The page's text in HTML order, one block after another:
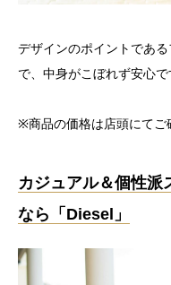
デザインのポイントであ
で、中身がこぼれず安心で
※商品の価格は店頭にてご
カジュアル＆個性派
なら「Diesel」